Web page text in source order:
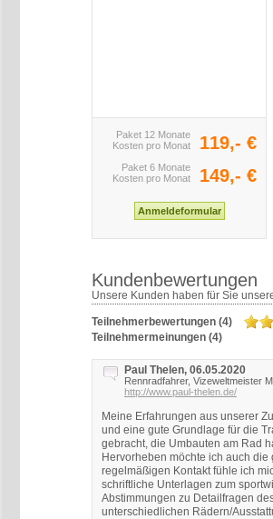
119,- €
Paket 12 Monate
Kosten pro Monat
149,- €
Paket 6 Monate
Kosten pro Monat
Kundenbewertungen
Unsere Kunden haben für Sie
Teilnehmerbewertungen (4)
Teilnehmermeinungen (4)
Paul Thelen, 06.05.2020
Rennradfahrer, Vizeweltmeister
http://www.paul-thelen.de/
Meine Erfahrungen aus unserer
und eine gute Grundlage für die
gebracht, die Umbauten am Rad
Hervorheben möchte ich auch
regelmäßigen Kontakt fühle ich
schriftliche Unterlagen zum
Abstimmungen zu Detailfragen
unterschiedlichen Rädern/